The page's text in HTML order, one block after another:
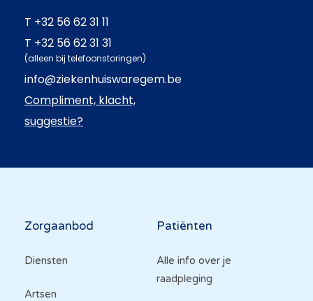
T +32 56 62 31 11
T +32 56 62 31 31
(alleen bij telefoonstoringen)
info@ziekenhuiswaregem.be
Compliment, klacht,
suggestie?
Hoofdnavigatie
Zorgaanbod
Diensten
Artsen
Patiënten
Alle info over je
raadpleging